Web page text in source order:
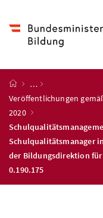
Startseite
…
Veröffentlichungen
2020
Schulqualitätsmanager
der Bildungsdirektion für
0.190.175